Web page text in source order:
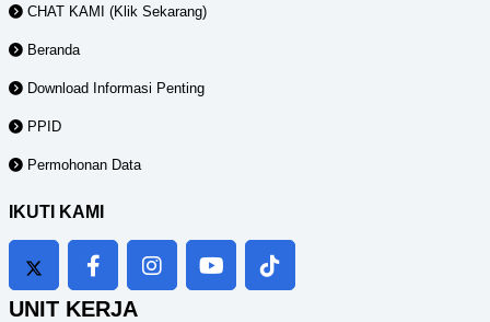
CHAT KAMI (Klik Sekarang)
Beranda
Download Informasi Penting
PPID
Permohonan Data
IKUTI KAMI
UNIT KERJA